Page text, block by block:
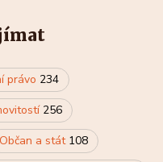
právo 234
256
Občan a stát 108